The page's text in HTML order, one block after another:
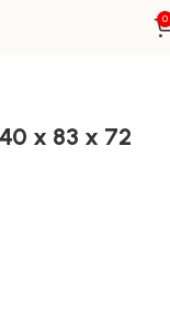
0
casa si birou
x 83 x 72